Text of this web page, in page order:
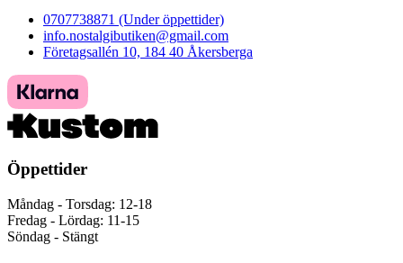
0707738871 (Under öppettider)
info.nostalgibutiken@gmail.com
Företagsallén 10, 184 40 Åkersberga
Öppettider
Måndag - Torsdag: 12-18
Fredag - Lördag: 11-15
Söndag - Stängt